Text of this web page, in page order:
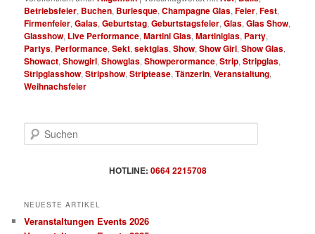
Betriebsfeier, Buchen, Burlesque,Champagne Glas,Feier,Fest,
Firmenfeier,Galas,Geburtstag,Geburtstagsfeier,Glas,Glas Show,
Glasshow, Live Performance,Martini Glas,Martiniglas, Party,
Partys, Performance,Sekt,sektglas,Show,Show Girl,Show Glas,
Showact,Showgirl,Showglas,Showperormance,Strip,Stripglas,
Stripglasshow,Stripshow,Striptease,Tänzerin,Veranstaltung,
Weihnachsfeier
u
HOTLINE: 0664 2215708
NEUESTE ARTIKEL
Veranstaltungen Events 2026